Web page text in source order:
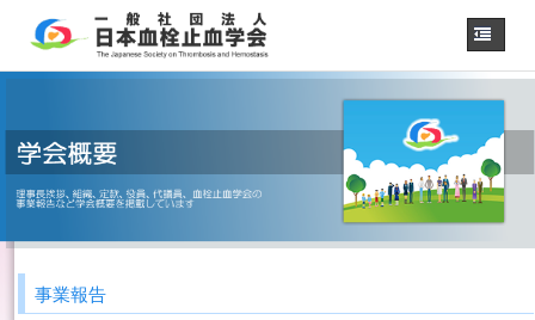
学会概要・理事長挨拶
各種委員会
用語集
事業報告